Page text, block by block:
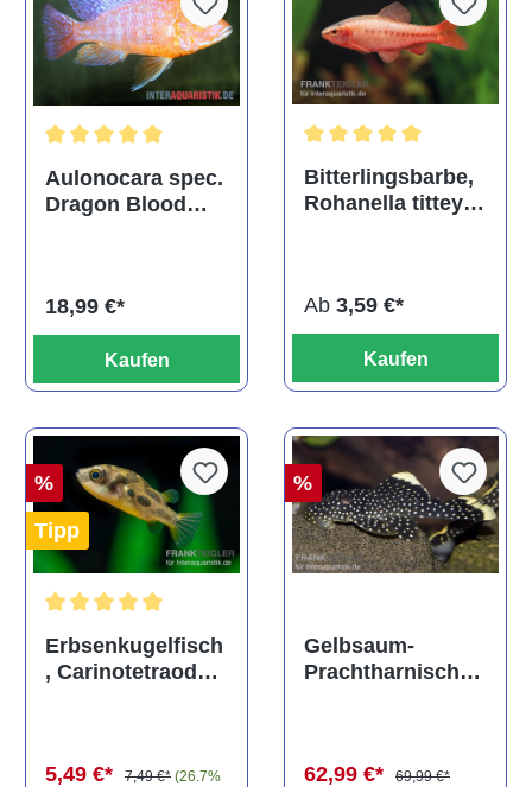
Durchschnittliche Bewertung von 5 von 5 Sternen
Aulonocara spec.
Dragon Blood
18,99 €*
Kaufen
Bitterlingsbarbe,
Rohanella titteya,
Ab 3,59 €*
Kaufen
%
Tipp
Erbsenkugelfisch
, Carinotetraodon
5,49 €* 7,49 €* (26.7%
%
Gelbsaum-
Prachtharnischw
62,99 €*
69,99 €*